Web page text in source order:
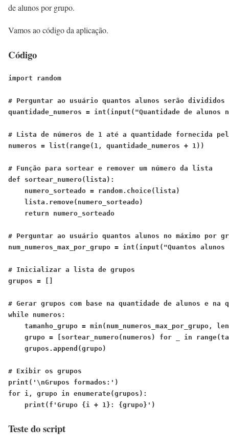
de alunos por grupo.
Vamos ao código da aplicação.
Código
import random
# Perguntar ao usuário quantos alunos serão divididos
quantidade_numeros = int(input("Quantidade de
# Lista de números de 1 até a quantidade fornecida
numeros = list(range(1, quantidade_numeros + 1))
# Função para sortear e remover um número da lista
def sortear_numero(lista):
    numero_sorteado = random.choice(lista)
    lista.remove(numero_sorteado)
    return numero_sorteado
# Perguntar ao usuário quantos alunos no máximo por
num_numeros_max_por_grupo = int(input("Quantos
# Inicializar a lista de grupos
grupos = []
# Gerar grupos com base na quantidade de alunos e na
while numeros:
tamanho_grupo = min(num_numeros_max_por_grupo,
grupo = [sortear_numero(numeros) for _ in
    grupos.append(grupo)
# Exibir os grupos
print('\nGrupos formados:')
for i, grupo in enumerate(grupos):
    print(f'Grupo {i + 1}: {grupo}')
Teste do script